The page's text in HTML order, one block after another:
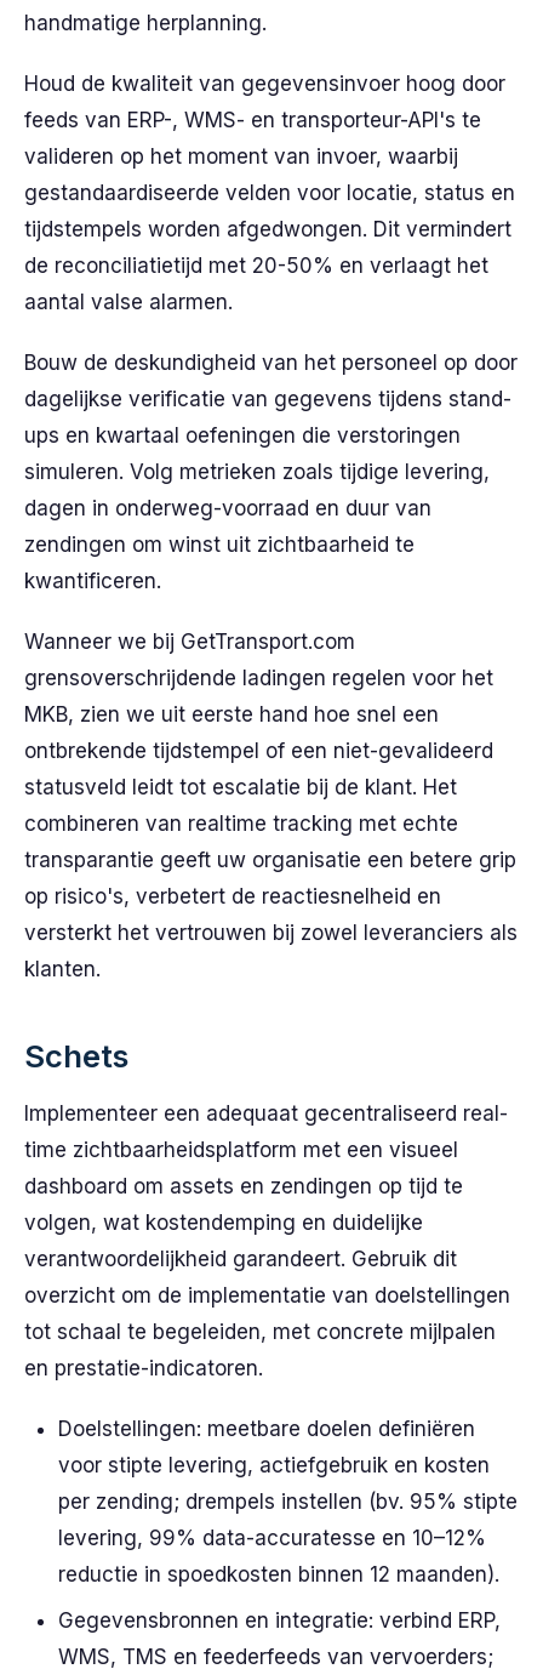
handmatige herplanning.
Houd de kwaliteit van gegevensinvoer hoog door
feeds van ERP-, WMS- en transporteur-API's te
valideren op het moment van invoer, waarbij
gestandaardiseerde velden voor locatie, status en
tijdstempels worden afgedwongen. Dit vermindert
de reconciliatietijd met 20-50% en verlaagt het
aantal valse alarmen.
Bouw de deskundigheid van het personeel op door
dagelijkse verificatie van gegevens tijdens stand-
ups en kwartaal oefeningen die verstoringen
simuleren. Volg metrieken zoals tijdige levering,
dagen in onderweg-voorraad en duur van
zendingen om winst uit zichtbaarheid te
kwantificeren.
Wanneer we bij GetTransport.com
grensoverschrijdende ladingen regelen voor het
MKB, zien we uit eerste hand hoe snel een
ontbrekende tijdstempel of een niet-gevalideerd
statusveld leidt tot escalatie bij de klant. Het
combineren van realtime tracking met echte
transparantie geeft uw organisatie een betere grip
op risico's, verbetert de reactiesnelheid en
versterkt het vertrouwen bij zowel leveranciers als
klanten.
Schets
Implementeer een adequaat gecentraliseerd real-
time zichtbaarheidsplatform met een visueel
dashboard om assets en zendingen op tijd te
volgen, wat kostendemping en duidelijke
verantwoordelijkheid garandeert. Gebruik dit
overzicht om de implementatie van doelstellingen
tot schaal te begeleiden, met concrete mijlpalen
en prestatie-indicatoren.
Doelstellingen: meetbare doelen definiëren
voor stipte levering, actiefgebruik en kosten
per zending; drempels instellen (bv. 95% stipte
levering, 99% data-accuratesse en 10–12%
reductie in spoedkosten binnen 12 maanden).
Gegevensbronnen en integratie: verbind ERP,
WMS, TMS en feederfeeds van vervoerders;